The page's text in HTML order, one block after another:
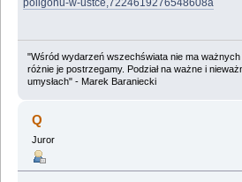
"Wśród wydarzeń wszechświata nie ma
różnie je postrzegamy. Podział na ważne i
umysłach" - Marek Baraniecki
Q
Juror